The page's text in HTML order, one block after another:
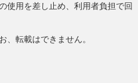
使用を差し止め、利用者負担で回
、転載はできません。